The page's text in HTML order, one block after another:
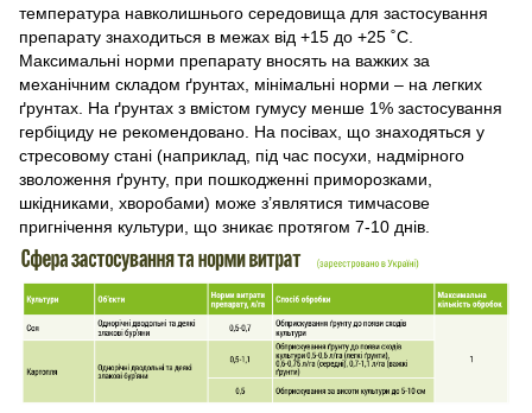
температура навколишнього середовища для застосування
препарату знаходиться в межах від +15 до +25 ˚С.
Максимальні норми препарату вносять на важких за
механічним складом ґрунтах, мінімальні норми – на легких
ґрунтах. На ґрунтах з вмістом гумусу менше 1% застосування
гербіциду не рекомендовано. На посівах, що знаходяться у
стресовому стані (наприклад, під час посухи, надмірного
зволоження ґрунту, при пошкодженні приморозками,
шкідниками, хворобами) може з’являтися тимчасове
пригнічення культури, що зникає протягом 7-10 днів.